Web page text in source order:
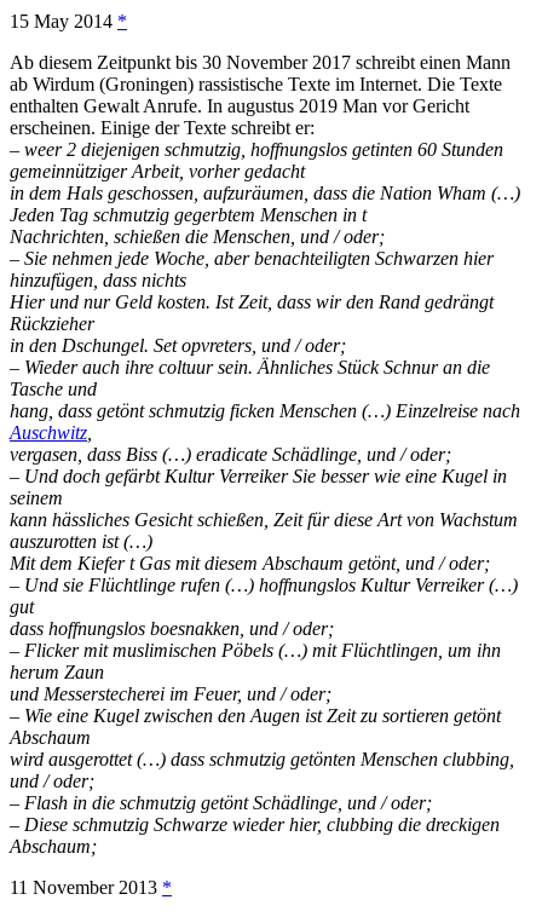
15 May 2014 *
Ab diesem Zeitpunkt bis 30 November 2017 schreibt einen Mann
ab Wirdum (Groningen) rassistische Texte im Internet. Die Texte
enthalten Gewalt Anrufe. In augustus 2019 Man vor Gericht
erscheinen. Einige der Texte schreibt er:
– weer 2 diejenigen schmutzig, hoffnungslos getinten 60 Stunden
gemeinnütziger Arbeit, vorher gedacht
in dem Hals geschossen, aufzuräumen, dass die Nation Wham (…)
Jeden Tag schmutzig gegerbtem Menschen in t
Nachrichten, schießen die Menschen, und / oder;
– Sie nehmen jede Woche, aber benachteiligten Schwarzen hier
hinzufügen, dass nichts
Hier und nur Geld kosten. Ist Zeit, dass wir den Rand gedrängt
Rückzieher
in den Dschungel. Set opvreters, und / oder;
– Wieder auch ihre coltuur sein. Ähnliches Stück Schnur an die
Tasche und
hang, dass getönt schmutzig ficken Menschen (…) Einzelreise nach
Auschwitz
vergasen, dass Biss (…) eradicate Schädlinge, und / oder;
– Und doch gefärbt Kultur Verreiker Sie besser wie eine Kugel in
seinem
kann hässliches Gesicht schießen, Zeit für diese Art von Wachstum
auszurotten ist (…)
Mit dem Kiefer t Gas mit diesem Abschaum getönt, und / oder;
– Und sie Flüchtlinge rufen (…) hoffnungslos Kultur Verreiker (…)
gut
dass hoffnungslos boesnakken, und / oder;
– Flicker mit muslimischen Pöbels (…) mit Flüchtlingen, um ihn
herum Zaun
und Messerstecherei im Feuer, und / oder;
– Wie eine Kugel zwischen den Augen ist Zeit zu sortieren getönt
Abschaum
wird ausgerottet (…) dass schmutzig getönten Menschen clubbing,
und / oder;
– Flash in die schmutzig getönt Schädlinge, und / oder;
– Diese schmutzig Schwarze wieder hier, clubbing die dreckigen
Abschaum;
11 November 2013 *